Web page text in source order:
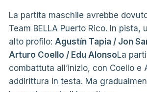
La partita maschile avrebbe
Team BELLA Puerto Rico. In pista,
alto profilo: Agustín Tapia / Jon
Arturo Coello / Edu AlonsoLa
combattuta all’inizio, con Coello e
addirittura in testa. Ma